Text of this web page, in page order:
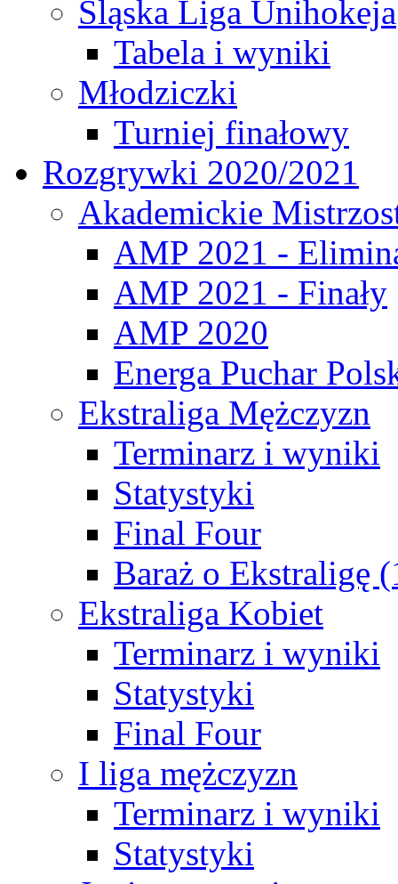
Śląska Liga Unihokeja
Tabela i wyniki
Młodziczki
Turniej finałowy
Rozgrywki 2020/2021
Akademickie
AMP 2021 -
AMP 2021 - Finały
AMP 2020
Energa Puchar
Ekstraliga Mężczyzn
Terminarz i wyniki
Statystyki
Final Four
Baraż o Ekstraligę
Ekstraliga Kobiet
Terminarz i wyniki
Statystyki
Final Four
I liga mężczyzn
Terminarz i wyniki
Statystyki